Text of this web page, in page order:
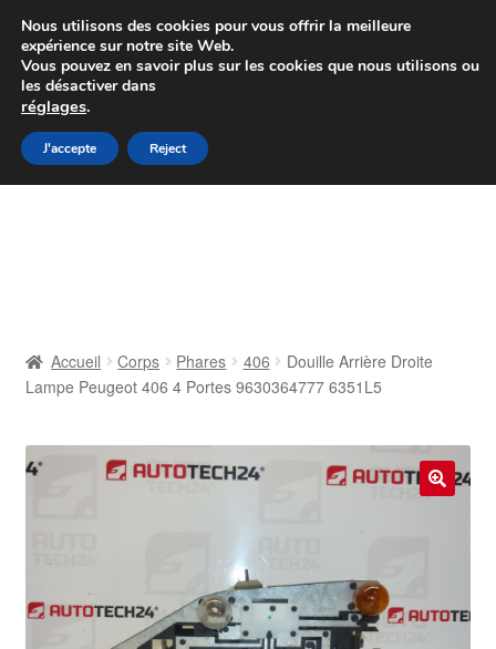
Colissimo livraison à partir de 7 EUR
Du lundi au vendredi de 9 h à 16 h
Aller
à
Aller
au
Contact
Livraison
Mon compte
Paiements
Accueil Corps Phares 406
Douille Arrière Droite
Lampe Peugeot 406 4 Portes 9630364777 6351L5
Nous utilisons des cookies pour vous offrir la meilleure
expérience sur notre site Web.
Vous pouvez en savoir plus sur les cookies que nous utilisons ou
les désactiver dans
réglages.
J'accepte Reject